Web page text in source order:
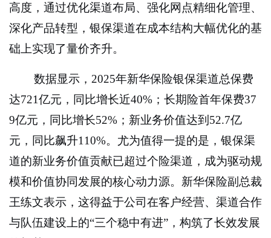
高度，通过优化渠道布局、强化网点精细化管理、
深化产品转型，银保渠道在成本结构大幅优化的基
础上实现了量价齐升。
数据显示，2025年新华保险银保渠道总保费
达721亿元，同比增长近40%；长期险首年保费37
9亿元，同比增长52%；新业务价值达到52.7亿
元，同比飙升110%。尤为值得一提的是，银保渠
道的新业务价值贡献已超过个险渠道，成为驱动规
模和价值协同发展的核心动力源。新华保险副总裁
王练文表示，这得益于公司在客户经营、渠道合作
与队伍建设上的“三个稳中有进”，构筑了长效发展